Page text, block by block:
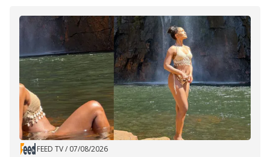
FEED TV/ 07/08/2026